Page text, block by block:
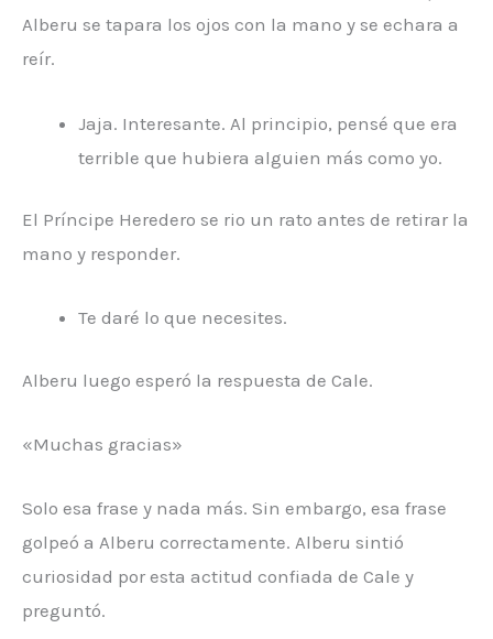
Alberu se tapara los ojos con la mano y se echara a
reír.
Jaja. Interesante. Al principio, pensé que era
terrible que hubiera alguien más como yo.
El Príncipe Heredero se rio un rato antes de retirar la
mano y responder.
Te daré lo que necesites.
Alberu luego esperó la respuesta de Cale.
«Muchas gracias»
Solo esa frase y nada más. Sin embargo, esa frase
golpeó a Alberu correctamente. Alberu sintió
curiosidad por esta actitud confiada de Cale y
preguntó.